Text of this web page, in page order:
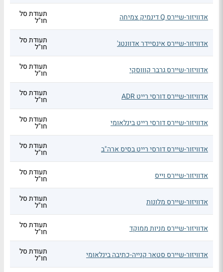
אדוויזור-שיירס Q דינמיק צמיחה תעודת סל
חו"ל
אדוויזור-שיירס אינסיידר אדוונטג' תעודת סל
חו"ל
אדוויזור-שיירס גרבר קוווסקי תעודת סל
חו"ל
אדוויזור-שיירס דורסי רייט ADR תעודת סל
חו"ל
אדוויזור-שיירס דורסי רייט בינלאומי תעודת סל
חו"ל
אדוויזור-שיירס דורסי רייט בסיס ארה"ב תעודת סל
חו"ל
אדוויזור-שיירס וייס תעודת סל
חו"ל
אדוויזור-שיירס מלונות תעודת סל
חו"ל
אדוויזור-שיירס מניות ממוקד תעודת סל
חו"ל
אדוויזור-שיירס סטאר קנייה-כתיבה בינלאומי תעודת סל
חו"ל